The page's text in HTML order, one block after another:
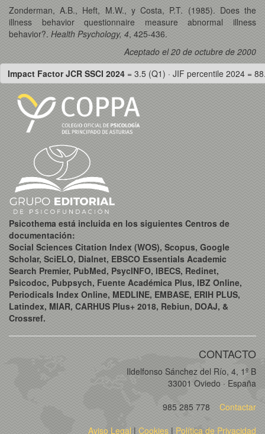
Zonderman, A.B., Heft, M.W., y Costa, P.T. (1985). Does the
illness behavior questionnaire measure abnormal illness
behavior?. Health Psychology, 4, 425-436.
Aceptado el 20 de octubre de 2000
Impact Factor JCR SSCI 2024 = 3.5 (Q1) · JIF percentile 2024 =
Psicothema está incluida en los siguientes Centros de
documentación:
Social Sciences Citation Index (WOS), Scopus, Google
Scholar, SciELO, Dialnet, EBSCO Essentials Academic
Search Premier, PubMed, PsycINFO, IBECS, Redinet,
Psicodoc, Pubpsych, Fuente Académica Plus, IBZ Online,
Periodicals Index Online, MEDLINE, EMBASE, ERIH PLUS,
Latindex, MIAR, CARHUS Plus+ 2018, Rebiun, DOAJ, &
Crossref.
CONTACTO
Ildelfonso Sánchez del Río, 4, 1º B
33001 Oviedo · España
985 285 778
Contactar
Aviso Legal| Cookies | Política de Privacidad